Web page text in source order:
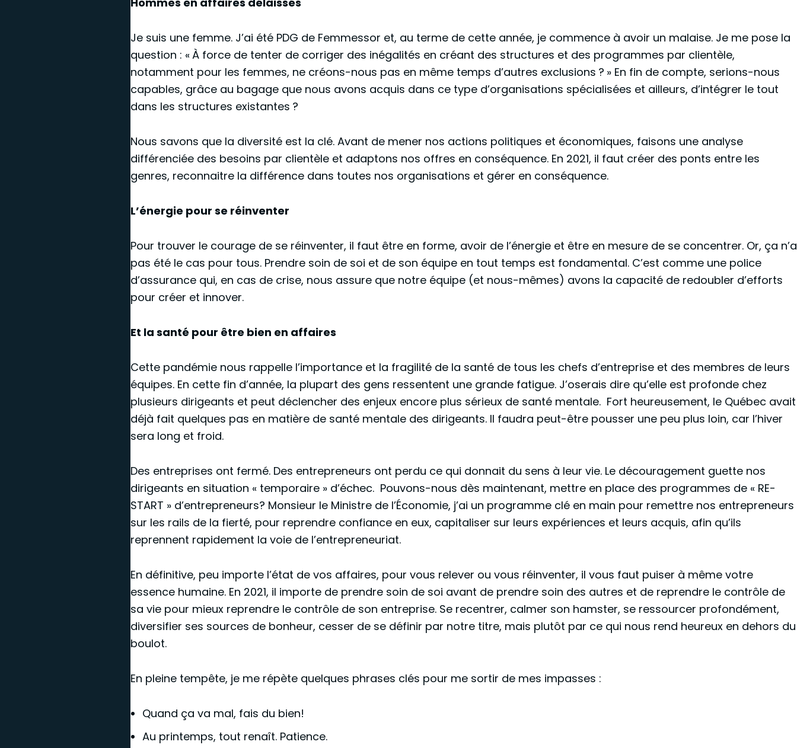
Je suis une femme. J’ai été PDG de Femmessor et, au terme de cette année, je commence à avoir un malaise. Je me pose la
question : « À force de tenter de corriger des inégalités en créant des structures et des programmes par clientèle,
notamment pour les femmes, ne créons-nous pas en même temps d’autres exclusions ? » En fin de compte, serions-nous
capables, grâce au bagage que nous avons acquis dans ce type d’organisations spécialisées et ailleurs, d’intégrer le tout
dans les structures existantes ?
Nous savons que la diversité est la clé. Avant de mener nos actions politiques et économiques, faisons une analyse
différenciée des besoins par clientèle et adaptons nos offres en conséquence. En 2021, il faut créer des ponts entre les
genres, reconnaitre la différence dans toutes nos organisations et gérer en conséquence.
L’énergie pour se réinventer
Pour trouver le courage de se réinventer, il faut être en forme, avoir de l’énergie et être en mesure de se concentrer. Or, ça n’a
pas été le cas pour tous. Prendre soin de soi et de son équipe en tout temps est fondamental. C’est comme une police
d’assurance qui, en cas de crise, nous assure que notre équipe (et nous-mêmes) avons la capacité de redoubler d’efforts
pour créer et innover.
Et la santé pour être bien en affaires
Cette pandémie nous rappelle l’importance et la fragilité de la santé de tous les chefs d’entreprise et des membres de leurs
équipes. En cette fin d’année, la plupart des gens ressentent une grande fatigue. J’oserais dire qu’elle est profonde chez
plusieurs dirigeants et peut déclencher des enjeux encore plus sérieux de santé mentale. Fort heureusement, le Québec avait
déjà fait quelques pas en matière de santé mentale des dirigeants. Il faudra peut-être pousser une peu plus loin, car l’hiver
sera long et froid.
Des entreprises ont fermé. Des entrepreneurs ont perdu ce qui donnait du sens à leur vie. Le découragement guette nos
dirigeants en situation « temporaire » d’échec. Pouvons-nous dès maintenant, mettre en place des programmes de « RE-
START » d’entrepreneurs? Monsieur le Ministre de l’Économie, j’ai un programme clé en main pour remettre nos entrepreneurs
sur les rails de la fierté, pour reprendre confiance en eux, capitaliser sur leurs expériences et leurs acquis, afin qu’ils
reprennent rapidement la voie de l’entrepreneuriat.
En définitive, peu importe l’état de vos affaires, pour vous relever ou vous réinventer, il vous faut puiser à même votre
essence humaine. En 2021, il importe de prendre soin de soi avant de prendre soin des autres et de reprendre le contrôle de
sa vie pour mieux reprendre le contrôle de son entreprise. Se recentrer, calmer son hamster, se ressourcer profondément,
diversifier ses sources de bonheur, cesser de se définir par notre titre, mais plutôt par ce qui nous rend heureux en dehors du
boulot.
En pleine tempête, je me répète quelques phrases clés pour me sortir de mes impasses :
Quand ça va mal, fais du bien!
Au printemps, tout renaît. Patience.